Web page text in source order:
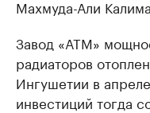
Махмуда-Али
Завод «АТМ»
радиаторов
Ингушетии в
инвестиций тогда